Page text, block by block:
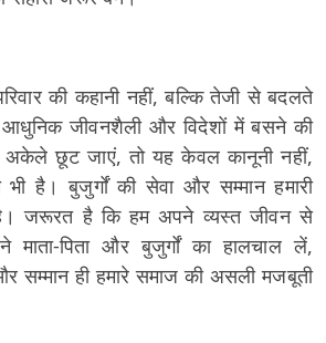
की कहानी नहीं, बल्कि तेजी से बदलते
जीवनशैली और विदेशों में बसने की
अकेले छूट जाएं, तो यह केवल कानूनी नहीं,
है। बुजुर्गों की सेवा और सम्मान हमारी
जरूरत है कि हम अपने व्यस्त जीवन से
पिता और बुजुर्गों का हालचाल लें,
सम्मान ही हमारे समाज की असली मजबूती